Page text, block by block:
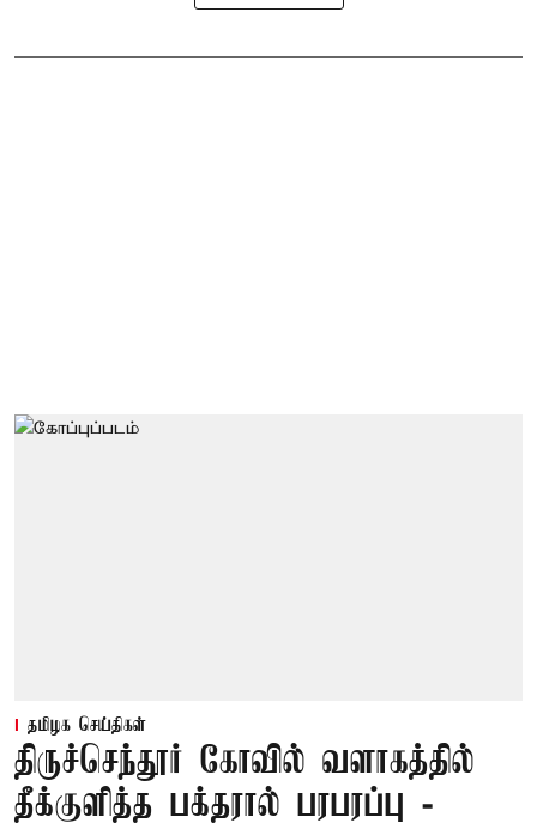
தமிழக செய்திகள்
திருச்செந்தூர் கோவில் வளாகத்தில்
தீக்குளித்த பக்தரால் பரபரப்பு -